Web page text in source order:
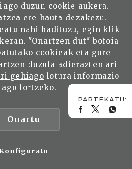
de Guinea” Autor:
7/1906) pp 470-471
obra: “La vuelta de la
08/1911) p. 555
obra: “Salvamento” No. 648
Anselmo Guinea No. 669
de tapa
del mar” -
duzun cookie aukera.
ere hauta dezakezu.
nahi badituzu, egin klik
"Onartzen dut" botoia
cookieak eta gure
duzula adierazten ari
gehiago lotura informazio
lortzeko.
Onartu
Konfiguratu